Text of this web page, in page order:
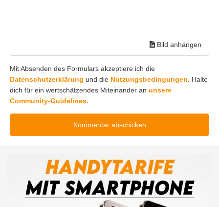
Bild anhängen
Mit Absenden des Formulars akzeptiere ich die
Datenschutzerklärung und die Nutzungsbedingungen . Halte
dich für ein wertschätzendes Miteinander an unsere
Community-Guidelines.